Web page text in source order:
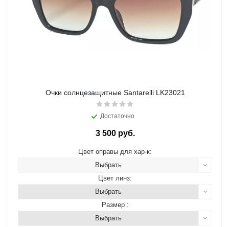
Очки солнцезащитные Santarelli LK23021
Достаточно
3 500 руб.
Цвет оправы для хар-к:
Выбрать
Цвет линз:
Выбрать
Размер :
Выбрать